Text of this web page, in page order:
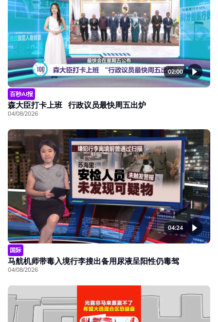
02:00
百秒AI报
森大臣打卡上班 行政议员最快周五出炉
04/08/2026
04:24
国际
马航机师带毒入境行李搜出备用尿液呈阳性仍毒驾
04/08/2026